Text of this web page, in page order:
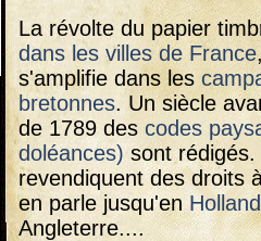
La révolte du papier
dans les villes de France
s'amplifie dans les
bretonnes. Un siècle
de 1789 des codes
doléances) sont rédigés.
revendiquent des droits
en parle jusqu'en
Angleterre....